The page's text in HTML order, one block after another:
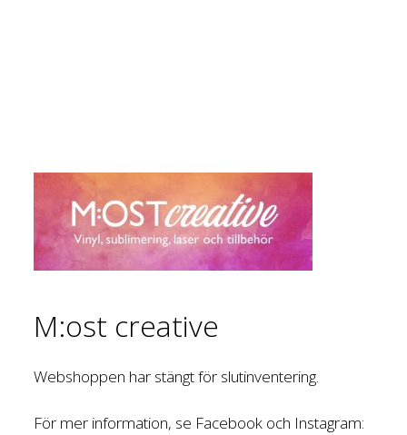
M:ost creative
Webshoppen har stängt för slutinventering.
För mer information, se Facebook och Instagram: